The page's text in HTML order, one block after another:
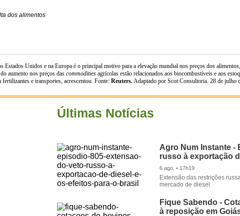
dos alimentos
Estados Unidos e na Europa é o principal motivo para a elevação mundial nos preços dos
aumento nos preços das commodities agrícolas estão relacionados aos biocombustíveis e aos
e transportes, acrescentou. Fonte: Reuters.Adaptado por Scot Consultoria. 28 de julho
Últimas Notícias
Agro Num Instante -
russo à exportação
6 ago. • 17h19
Extensão das restrições
mercado de diesel.
Fique Sabendo -
à reposição em